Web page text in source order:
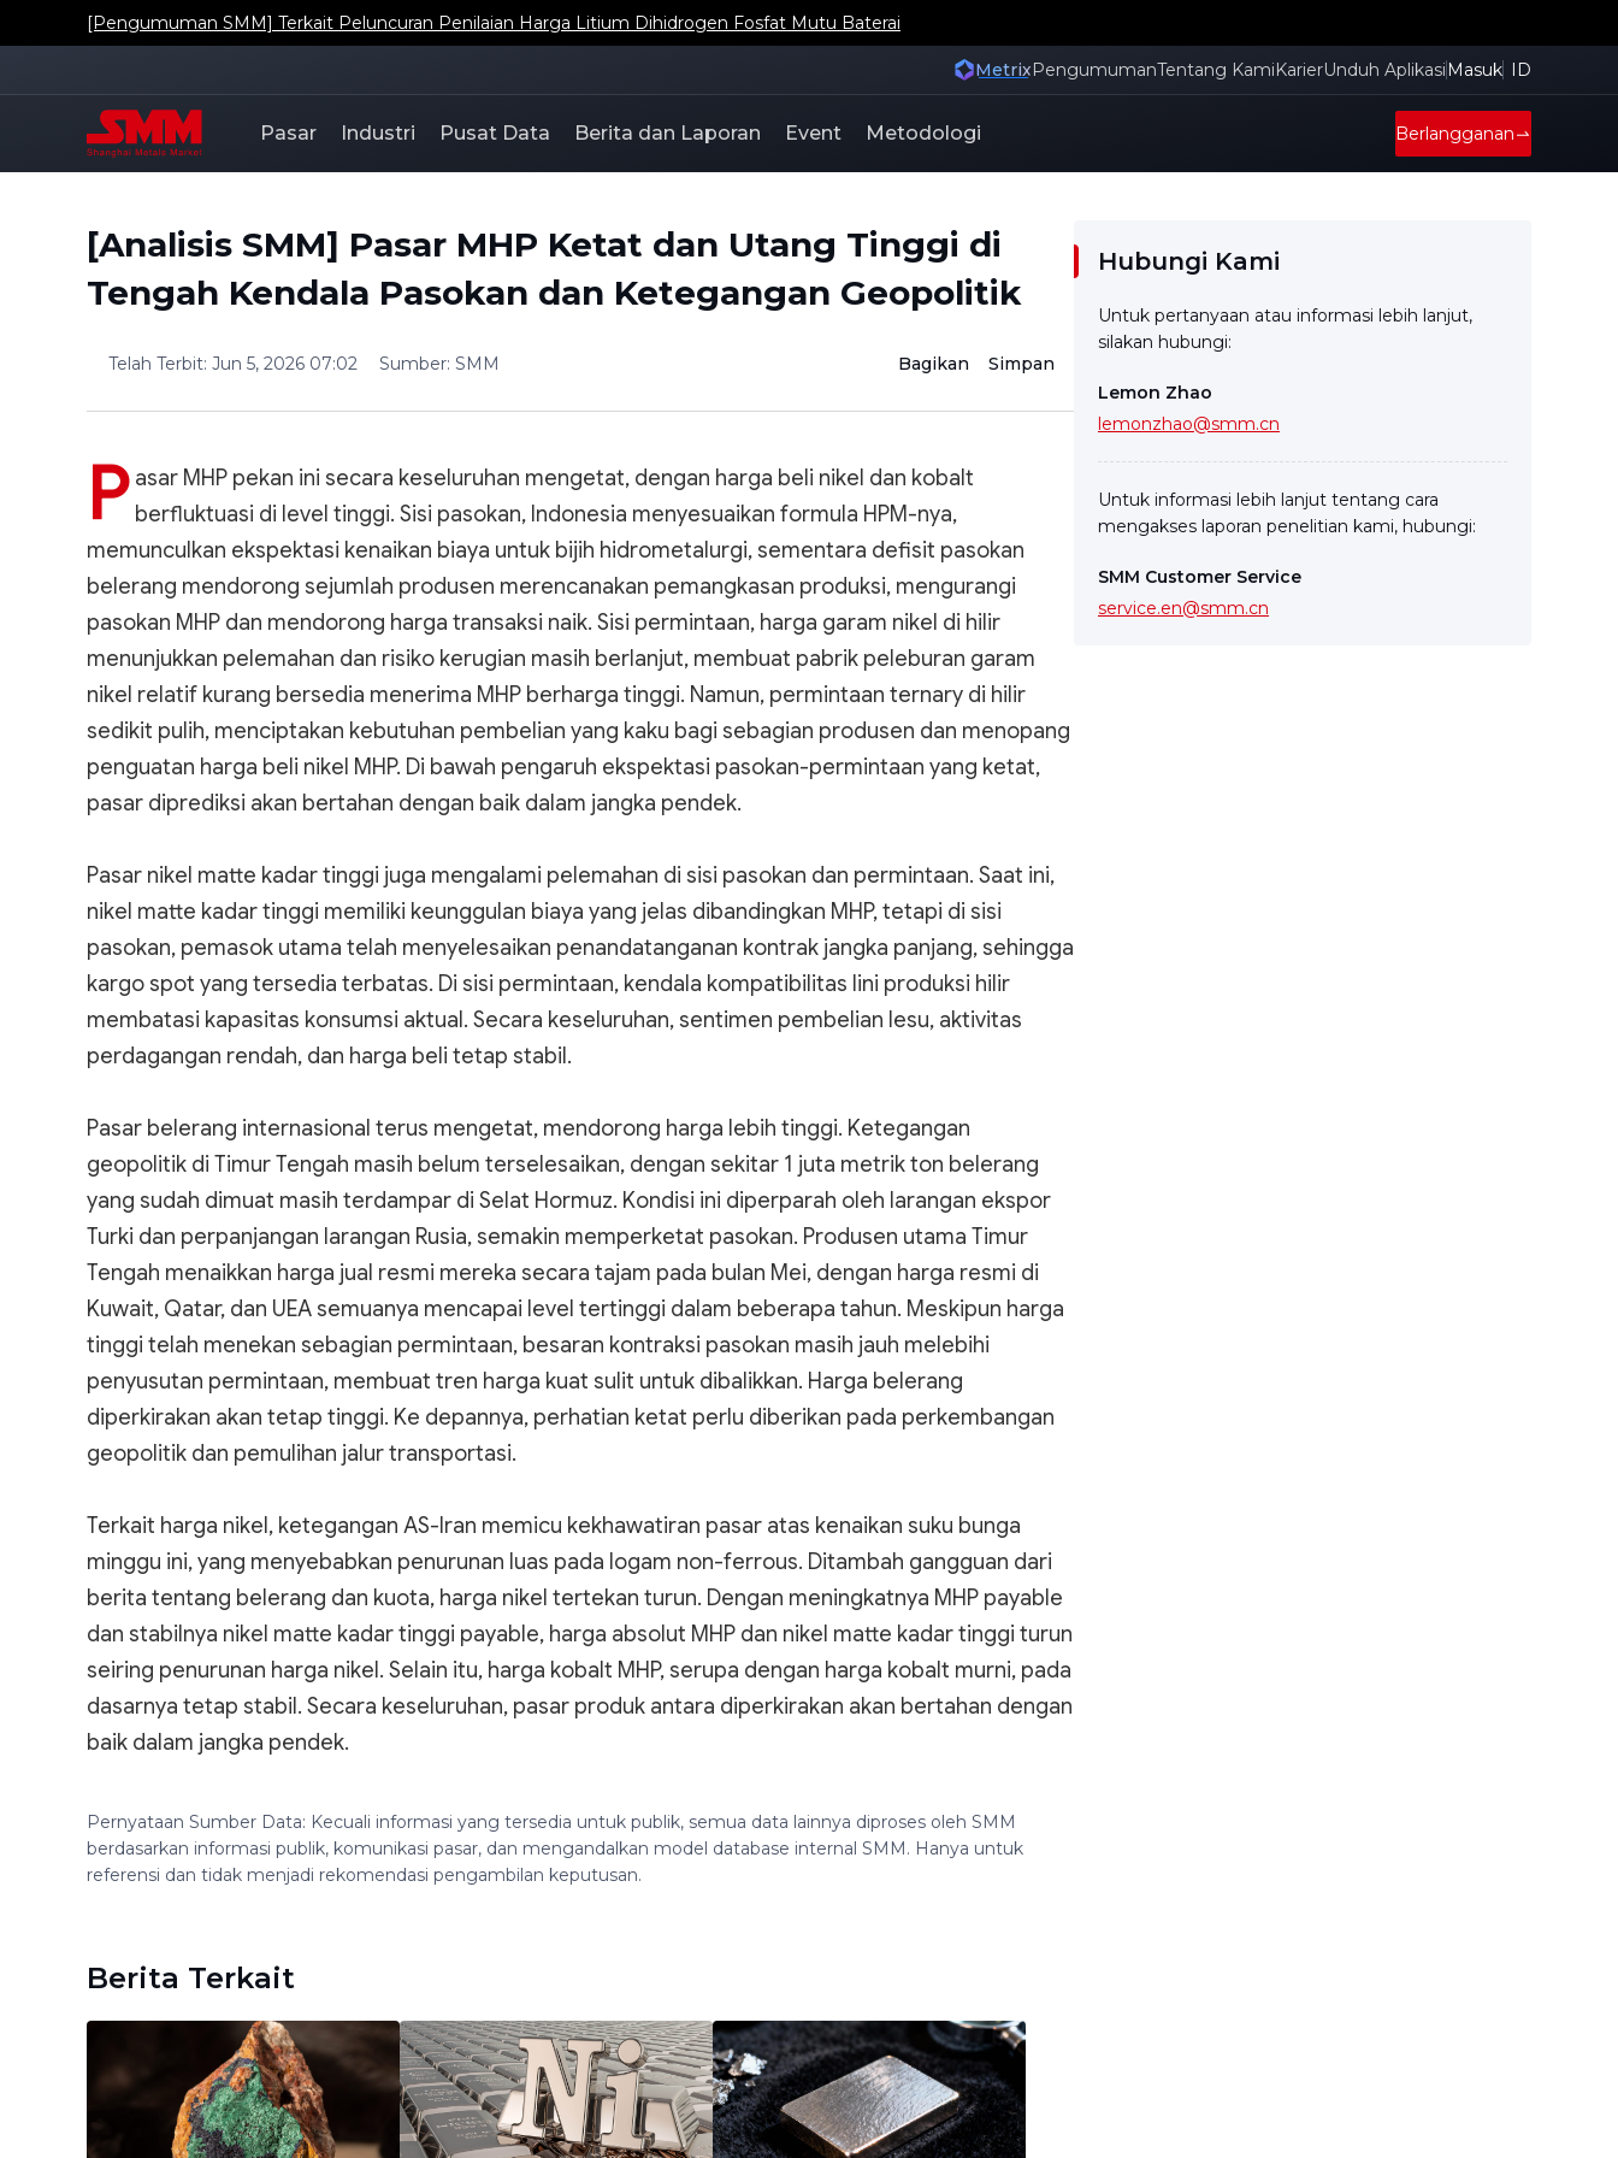
[Pengumuman SMM] Terkait Peluncuran Penilaian Harga Litium Dihidrogen Fosfat Mutu Baterai
MetrixPengumumanTentang KamiKarierUnduh Aplikasi Masuk ID
Pasar Industri Pusat Data Berita dan Laporan Event Metodologi Berlangganan
[Analisis SMM] Pasar MHP Ketat dan Utang Tinggi di
Tengah Kendala Pasokan dan Ketegangan Geopolitik
Telah Terbit: Jun 5, 2026 07:02 Sumber: SMM Bagikan Simpan
P asar MHP pekan ini secara keseluruhan mengetat, dengan harga beli nikel dan kobalt
berfluktuasi di level tinggi. Sisi pasokan, Indonesia menyesuaikan formula HPM-nya,
memunculkan ekspektasi kenaikan biaya untuk bijih hidrometalurgi, sementara defisit pasokan
belerang mendorong sejumlah produsen merencanakan pemangkasan produksi, mengurangi
pasokan MHP dan mendorong harga transaksi naik. Sisi permintaan, harga garam nikel di hilir
menunjukkan pelemahan dan risiko kerugian masih berlanjut, membuat pabrik peleburan garam
nikel relatif kurang bersedia menerima MHP berharga tinggi. Namun, permintaan ternary di hilir
sedikit pulih, menciptakan kebutuhan pembelian yang kaku bagi sebagian produsen dan menopang
penguatan harga beli nikel MHP. Di bawah pengaruh ekspektasi pasokan-permintaan yang ketat,
pasar diprediksi akan bertahan dengan baik dalam jangka pendek.
Pasar nikel matte kadar tinggi juga mengalami pelemahan di sisi pasokan dan permintaan. Saat ini,
nikel matte kadar tinggi memiliki keunggulan biaya yang jelas dibandingkan MHP, tetapi di sisi
pasokan, pemasok utama telah menyelesaikan penandatanganan kontrak jangka panjang, sehingga
kargo spot yang tersedia terbatas. Di sisi permintaan, kendala kompatibilitas lini produksi hilir
membatasi kapasitas konsumsi aktual. Secara keseluruhan, sentimen pembelian lesu, aktivitas
perdagangan rendah, dan harga beli tetap stabil.
Pasar belerang internasional terus mengetat, mendorong harga lebih tinggi. Ketegangan
geopolitik di Timur Tengah masih belum terselesaikan, dengan sekitar 1 juta metrik ton belerang
yang sudah dimuat masih terdampar di Selat Hormuz. Kondisi ini diperparah oleh larangan ekspor
Turki dan perpanjangan larangan Rusia, semakin memperketat pasokan. Produsen utama Timur
Tengah menaikkan harga jual resmi mereka secara tajam pada bulan Mei, dengan harga resmi di
Kuwait, Qatar, dan UEA semuanya mencapai level tertinggi dalam beberapa tahun. Meskipun harga
tinggi telah menekan sebagian permintaan, besaran kontraksi pasokan masih jauh melebihi
penyusutan permintaan, membuat tren harga kuat sulit untuk dibalikkan. Harga belerang
diperkirakan akan tetap tinggi. Ke depannya, perhatian ketat perlu diberikan pada perkembangan
geopolitik dan pemulihan jalur transportasi.
Terkait harga nikel, ketegangan AS-Iran memicu kekhawatiran pasar atas kenaikan suku bunga
minggu ini, yang menyebabkan penurunan luas pada logam non-ferrous. Ditambah gangguan dari
berita tentang belerang dan kuota, harga nikel tertekan turun. Dengan meningkatnya MHP payable
dan stabilnya nikel matte kadar tinggi payable, harga absolut MHP dan nikel matte kadar tinggi turun
seiring penurunan harga nikel. Selain itu, harga kobalt MHP, serupa dengan harga kobalt murni, pada
dasarnya tetap stabil. Secara keseluruhan, pasar produk antara diperkirakan akan bertahan dengan
baik dalam jangka pendek.
Pernyataan Sumber Data: Kecuali informasi yang tersedia untuk publik, semua data lainnya diproses oleh SMM
berdasarkan informasi publik, komunikasi pasar, dan mengandalkan model database internal SMM. Hanya untuk
referensi dan tidak menjadi rekomendasi pengambilan keputusan.
Berita Terkait
Hubungi Kami
Untuk pertanyaan atau informasi lebih lanjut,
silakan hubungi:
Lemon Zhao
lemonzhao@smm.cn
Untuk informasi lebih lanjut tentang cara
mengakses laporan penelitian kami, hubungi:
SMM Customer Service
service.en@smm.cn